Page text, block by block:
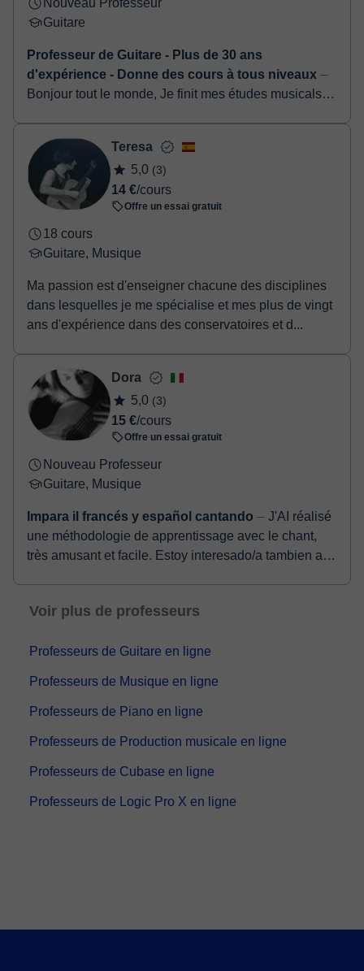
Nouveau Professeur
Guitare
Professeur de Guitare - Plus de 30 ans
d'expérience - Donne des cours à tous niveaux ⏤
Bonjour tout le monde, Je finit mes études musicals
Teresa
5,0 (3)
14 €/cours
Offre un essai gratuit
18 cours
Guitare, Musique
Ma passion est d'enseigner chacune des disciplines
dans lesquelles je me spécialise et mes plus de vingt
ans d'expérience dans des conservatoires et d...
Dora
5,0 (3)
15 €/cours
Offre un essai gratuit
Nouveau Professeur
Guitare, Musique
Impara il francés y español cantando ⏤ J'AI réalisé
une méthodologie de apprentissage avec le chant,
très amusant et facile. Estoy interesado/a tambien a
Voir plus de professeurs
Professeurs de Guitare en ligne
Professeurs de Musique en ligne
Professeurs de Piano en ligne
Professeurs de Production musicale en ligne
Professeurs de Cubase en ligne
Professeurs de Logic Pro X en ligne